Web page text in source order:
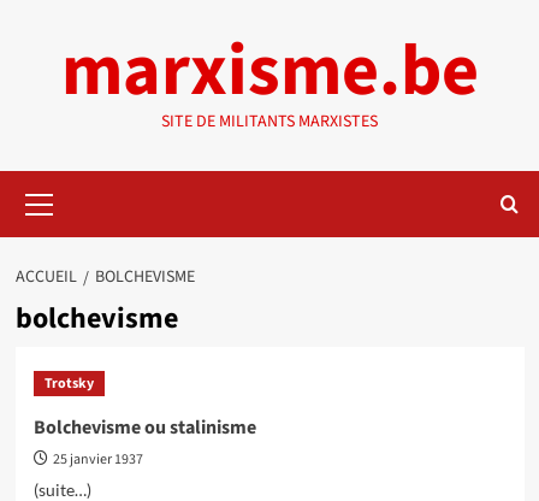
marxisme.be
SITE DE MILITANTS MARXISTES
principal
ACCUEIL BOLCHEVISME
bolchevisme
Trotsky
Bolchevisme ou stalinisme
25 janvier 1937
(suite…)